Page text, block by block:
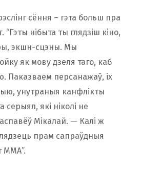
сёння – гэта больш пра
нібыта ты глядзіш кіно,
экшн-сцэны. Мы
як мову дзеля таго, каб
Паказваем персанажаў, іх
унутраныя канфлікты
серыял, які ніколі не
Мікалай. — Калі ж
прам сапраўдныя
ММА”.